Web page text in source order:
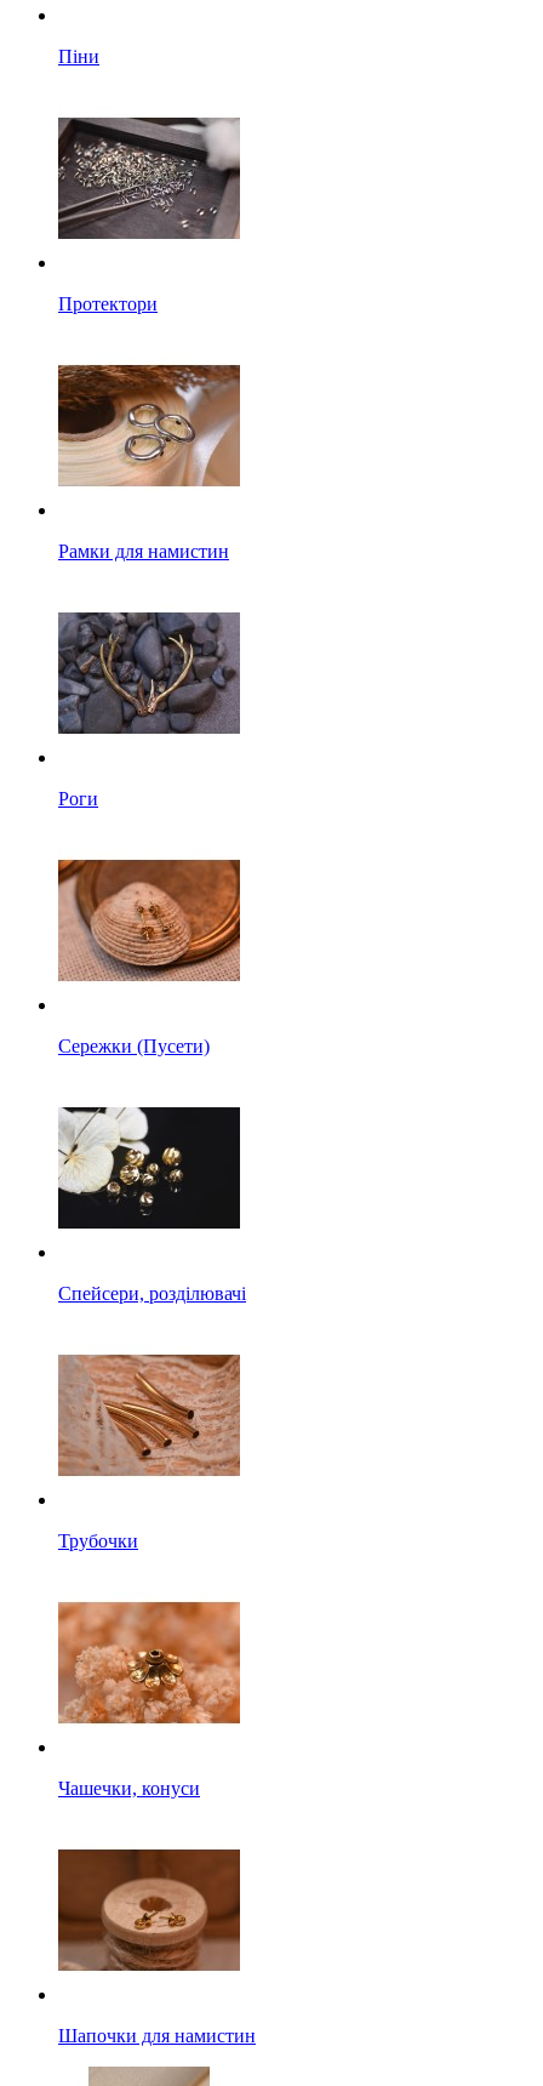
Піни
Протектори
Рамки для намистин
Роги
Сережки (Пусети)
Спейсери, розділювачі
Трубочки
Чашечки, конуси
Шапочки для намистин